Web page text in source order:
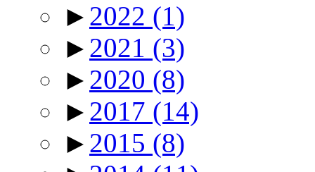
► 2022 (1)
► 2021 (3)
► 2020 (8)
► 2017 (14)
► 2015 (8)